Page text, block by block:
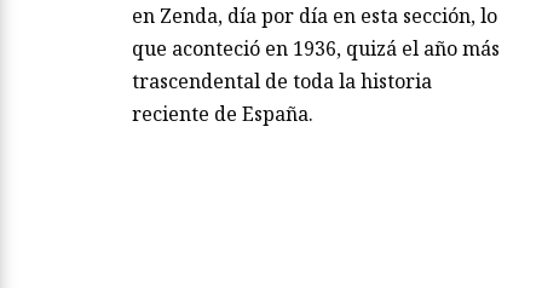
en Zenda, día por día en esta sección, lo
que aconteció en 1936, quizá el año más
trascendental de toda la historia
reciente de España.